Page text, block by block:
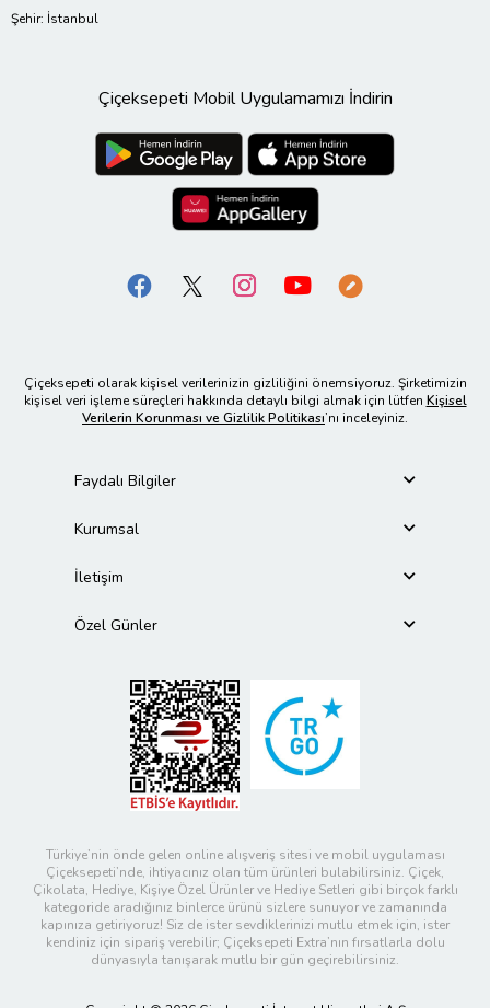
Şehir: İstanbul
Çiçeksepeti Mobil Uygulamamızı İndirin
Çiçeksepeti olarak kişisel verilerinizin gizliliğini önemsiyoruz. Şirketimizin
kişisel veri işleme süreçleri hakkında detaylı bilgi almak için lütfen Kişisel
Verilerin Korunması ve Gizlilik Politikası’nı inceleyiniz.
Faydalı Bilgiler
Kurumsal
İletişim
Özel Günler
Türkiye’nin önde gelen online alışveriş sitesi ve mobil uygulaması
Çiçeksepeti’nde, ihtiyacınız olan tüm ürünleri bulabilirsiniz. Çiçek,
Çikolata, Hediye, Kişiye Özel Ürünler ve Hediye Setleri gibi birçok farklı
kategoride aradığınız binlerce ürünü sizlere sunuyor ve zamanında
kapınıza getiriyoruz! Siz de ister sevdiklerinizi mutlu etmek için, ister
kendiniz için sipariş verebilir; Çiçeksepeti Extra’nın fırsatlarla dolu
dünyasıyla tanışarak mutlu bir gün geçirebilirsiniz.